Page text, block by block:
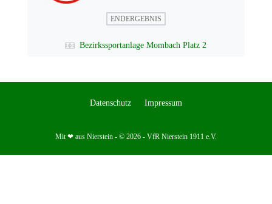
ENDERGEBNIS
Bezirkssportanlage Mombach Platz 2
Datenschutz Impressum
Mit ❤ aus Nierstein - © 2026 - VfR Nierstein 1911 e.V.